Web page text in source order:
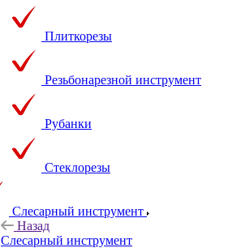
Плиткорезы
Резьбонарезной инструмент
Рубанки
Стеклорезы
Слесарный инструмент
Назад
Слесарный инструмент